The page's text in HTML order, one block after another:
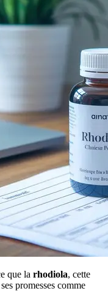
que la rhodiola, cette
promesses comme